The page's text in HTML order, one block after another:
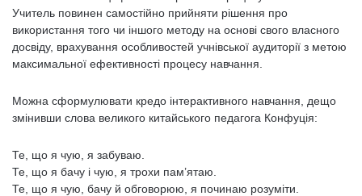
Учитель повинен самостійно прийняти рішення про
використання того чи іншого методу на основі свого власного
досвіду, врахування особливостей учнівської аудиторії з метою
максимальної ефективності процесу навчання.
Можна сформулювати кредо інтерактивного навчання, дещо
змінивши слова великого китайського педагога Конфуція:
Те, що я чую, я забуваю.
Те, що я бачу і чую, я трохи пам’ятаю.
Те, що я чую, бачу й обговорюю, я починаю розуміти.